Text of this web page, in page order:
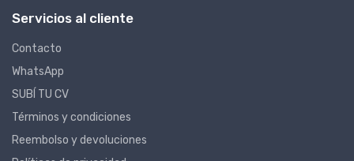
Servicios al cliente
Contacto
WhatsApp
SUBÍ TU CV
Términos y condiciones
Reembolso y devoluciones